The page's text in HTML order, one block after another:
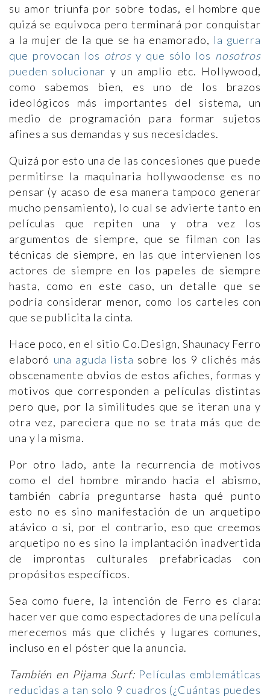
su amor triunfa por sobre todas, el hombre que
quizá se equivoca pero terminará por conquistar
a la mujer de la que se ha enamorado, la guerra
que provocan los otros y que sólo los nosotros
pueden solucionar y un amplio etc. Hollywood,
como sabemos bien, es uno de los brazos
ideológicos más importantes del sistema, un
medio de programación para formar sujetos
afines a sus demandas y sus necesidades.
Quizá por esto una de las concesiones que puede
permitirse la maquinaria hollywoodense es no
pensar (y acaso de esa manera tampoco generar
mucho pensamiento), lo cual se advierte tanto en
películas que repiten una y otra vez los
argumentos de siempre, que se filman con las
técnicas de siempre, en las que intervienen los
actores de siempre en los papeles de siempre
hasta, como en este caso, un detalle que se
podría considerar menor, como los carteles con
que se publicita la cinta.
Hace poco, en el sitio Co.Design, Shaunacy Ferro
elaboró una aguda lista sobre los 9 clichés más
obscenamente obvios de estos afiches, formas y
motivos que corresponden a películas distintas
pero que, por la similitudes que se iteran una y
otra vez, pareciera que no se trata más que de
una y la misma.
Por otro lado, ante la recurrencia de motivos
como el del hombre mirando hacia el abismo,
también cabría preguntarse hasta qué punto
esto no es sino manifestación de un arquetipo
atávico o si, por el contrario, eso que creemos
arquetipo no es sino la implantación inadvertida
de improntas culturales prefabricadas con
propósitos específicos.
Sea como fuere, la intención de Ferro es clara:
hacer ver que como espectadores de una película
merecemos más que clichés y lugares comunes,
incluso en el póster que la anuncia.
También en Pijama Surf: Películas emblemáticas
reducidas a tan solo 9 cuadros (¿Cuántas puedes